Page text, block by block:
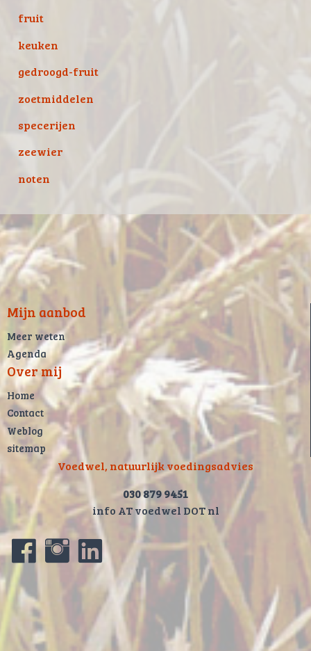
fruit
keuken
gedroogd-fruit
zoetmiddelen
specerijen
zeewier
noten
Mijn aanbod
Meer weten
Agenda
Over mij
Home
Contact
Weblog
sitemap
Voedwel, natuurlijk voedingsadvies
030 879 9451
info AT voedwel DOT nl